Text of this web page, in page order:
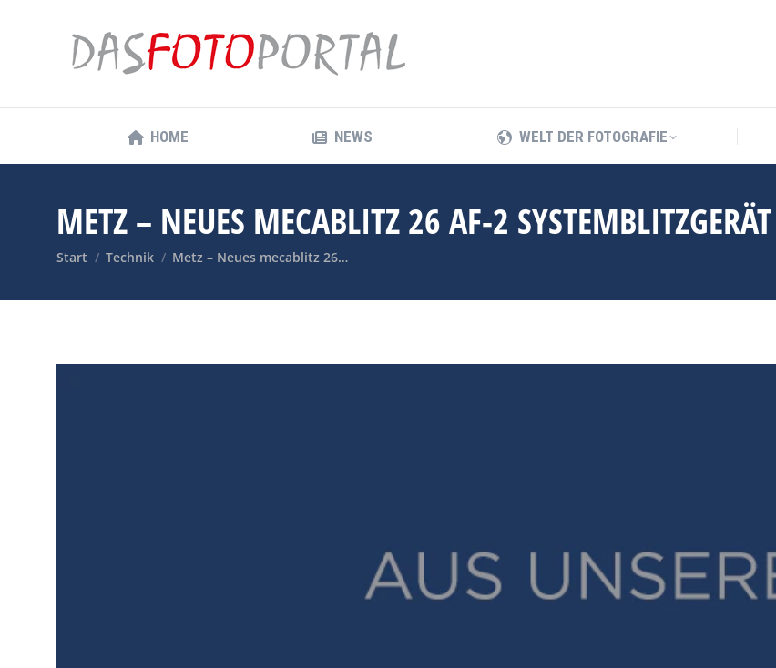
HOME NEWS WELT DER FOTOGRAFIE
METZ – NEUES MECABLITZ 26 AF-2 SYSTEMBLITZGERÄT
Sie befinden sich hier:
Start Technik Metz – Neues mecablitz 26…
HOME NEWS